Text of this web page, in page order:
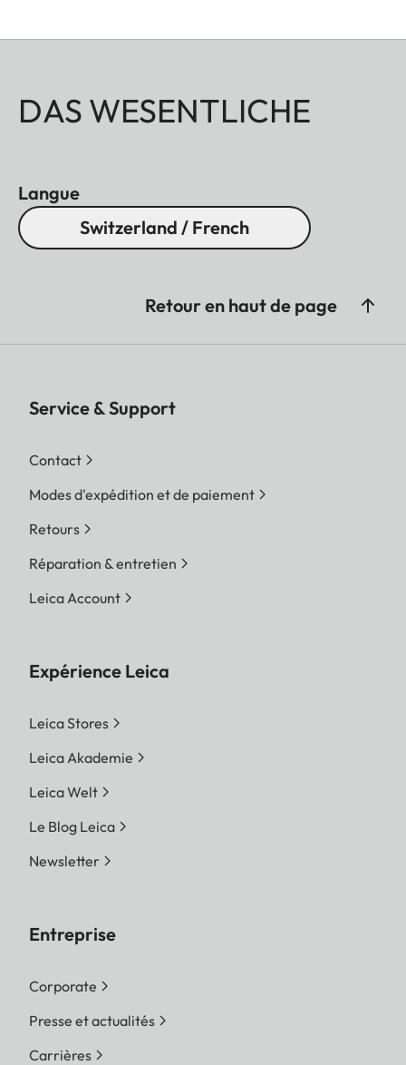
DAS WESENTLICHE
Langue
Switzerland / French
Retour en haut de page
Service & Support
Contact
Modes d'expédition et de paiement
Retours
Réparation & entretien
Leica Account
Expérience Leica
Leica Stores
Leica Akademie
Leica Welt
Le Blog Leica
Newsletter
Entreprise
Corporate
Presse et actualités
Carrières